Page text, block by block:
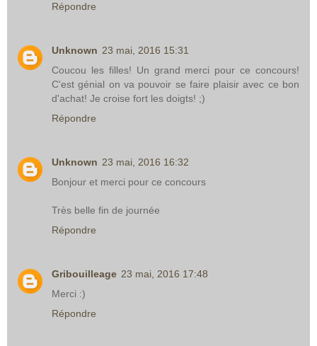
Répondre
Unknown 23 mai, 2016 15:31
Coucou les filles! Un grand merci pour ce concours!
C'est génial on va pouvoir se faire plaisir avec ce bon
d'achat! Je croise fort les doigts! ;)
Répondre
Unknown 23 mai, 2016 16:32
Bonjour et merci pour ce concours
Très belle fin de journée
Répondre
Gribouilleage 23 mai, 2016 17:48
Merci :)
Répondre